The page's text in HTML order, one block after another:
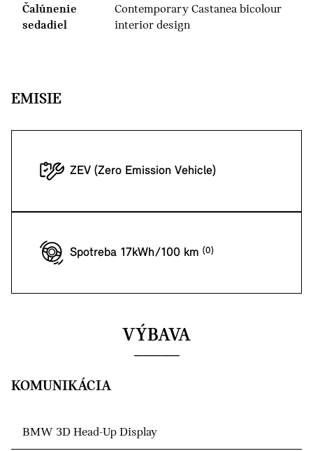
Čalúnenie
sedadiel
Contemporary Castanea bicolour
interior design
EMISIE
ZEV (Zero Emission Vehicle)
Spotreba 17kWh/100 km
VÝBAVA
KOMUNIKÁCIA
BMW 3D Head-Up Display